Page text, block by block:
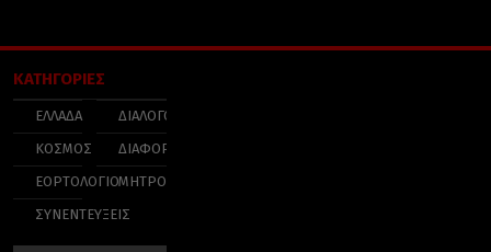
ΚΑΤΗΓΟΡΙΕΣ
ΕΛΛΑΔΑ
ΚΟΣΜΟΣ
ΕΟΡΤΟΛΟΓΙΟ
ΣΥΝΕΝΤΕΥΞΕΙΣ
ΔΙΑΛΟΓΟΣ
ΔΙΑΦΟΡΑ
ΜΗΤΡΟΠΟΛΕΙΣ